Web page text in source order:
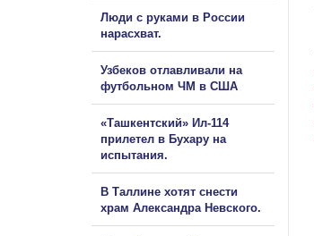
Люди с руками в России
нарасхват.
Узбеков отлавливали на
футбольном ЧМ в США
«Ташкентский» Ил-114
прилетел в Бухару на
испытания.
В Таллине хотят снести
храм Александра Невского.